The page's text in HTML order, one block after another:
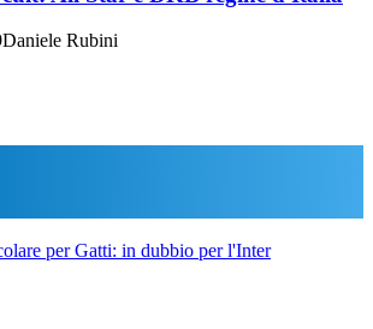
Daniele Rubini
per Gatti: in dubbio per l'Inter